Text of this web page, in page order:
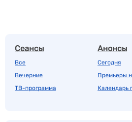
Сеансы
Все
Вечерние
ТВ-программа
Анонсы
Сегодня
Премьеры
Календарь